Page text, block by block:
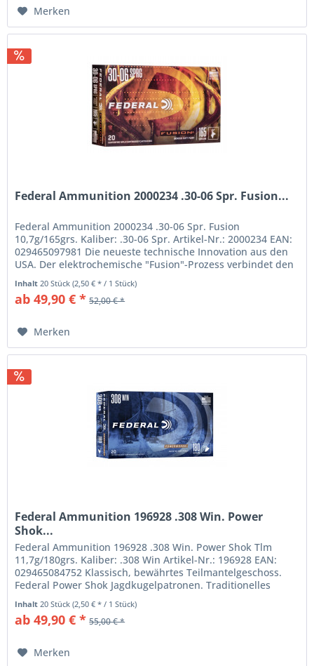
Merken
Federal Ammunition 2000234 .30-06 Spr. Fusion...
Federal Ammunition 2000234 .30-06 Spr. Fusion
10,7g/165grs. Kaliber: .30-06 Spr. Artikel-Nr.: 2000234 EAN:
029465097981 Die neueste technische Innovation aus den
USA. Der elektrochemische "Fusion"-Prozess verbindet den
Inhalt 20 Stück(2,50 € * / 1 Stück)
ab 49,90 € * 52,00 € *
Merken
Federal Ammunition 196928 .308 Win. Power
Shok...
Federal Ammunition 196928 .308 Win. Power Shok Tlm
11,7g/180grs. Kaliber: .308 Win Artikel-Nr.: 196928 EAN:
029465084752 Klassisch, bewährtes Teilmantelgeschoss.
Federal Power Shok Jagdkugelpatronen. Traditionelles
Inhalt 20 Stück(2,50 € * / 1 Stück)
ab 49,90 € * 55,00 € *
Merken